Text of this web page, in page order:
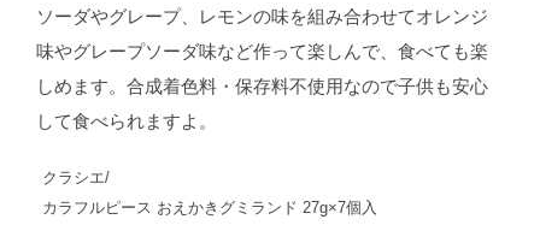
ソーダやグレープ、レモンの味を組み合わせてオレンジ
味やグレープソーダ味など作って楽しんで、食べても楽
しめます。合成着色料・保存料不使用なので子供も安心
して食べられますよ。
クラシエ/
カラフルピース おえかきグミランド 27g×7個入